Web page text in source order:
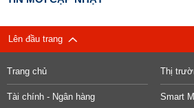
Lên đầu trang
Trang chủ Thị
Tài chính - Ngân hàng Smart